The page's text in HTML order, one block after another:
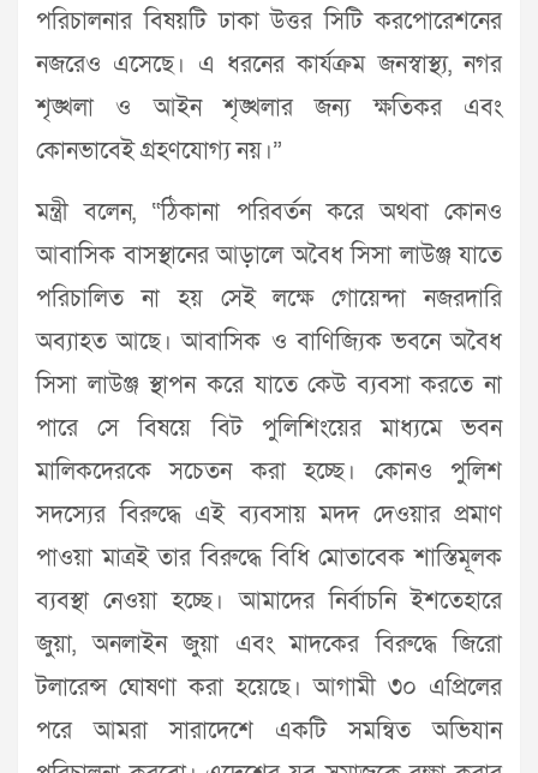
পরিচালনার বিষয়টি ঢাকা উত্তর সিটি করপোরেশনের
নজরেও এসেছে। এ ধরনের কার্যক্রম জনস্বাস্থ্য, নগর
শৃঙ্খলা ও আইন শৃঙ্খলার জন্য ক্ষতিকর এবং
কোনভাবেই গ্রহণযোগ্য নয়।”
মন্ত্রী বলেন, “ঠিকানা পরিবর্তন করে অথবা কোনও
আবাসিক বাসস্থানের আড়ালে অবৈধ সিসা লাউঞ্জ যাতে
পরিচালিত না হয় সেই লক্ষে গোয়েন্দা নজরদারি
অব্যাহত আছে। আবাসিক ও বাণিজ্যিক ভবনে অবৈধ
সিসা লাউঞ্জ স্থাপন করে যাতে কেউ ব্যবসা করতে না
পারে সে বিষয়ে বিট পুলিশিংয়ের মাধ্যমে ভবন
মালিকদেরকে সচেতন করা হচ্ছে। কোনও পুলিশ
সদস্যের বিরুদ্ধে এই ব্যবসায় মদদ দেওয়ার প্রমাণ
পাওয়া মাত্রই তার বিরুদ্ধে বিধি মোতাবেক শাস্তিমূলক
ব্যবস্থা নেওয়া হচ্ছে। আমাদের নির্বাচনি ইশতেহারে
জুয়া, অনলাইন জুয়া এবং মাদকের বিরুদ্ধে জিরো
টলারেন্স ঘোষণা করা হয়েছে। আগামী ৩০ এপ্রিলের
পরে আমরা সারাদেশে একটি সমন্বিত অভিযান